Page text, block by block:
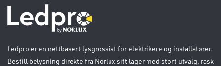
Ledpro er en nettbasert lysgrossist for elektrikere og installatører.
Bestill belysning direkte fra Norlux sitt lager med stort utvalg, rask